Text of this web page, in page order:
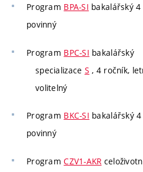
Program BPA-SI bakalářský
povinný
Program BPC-SI bakalářský
specializace S , 4 ročník,
volitelný
Program BKC-SI bakalářský
povinný
ProgramCZV1-AKR